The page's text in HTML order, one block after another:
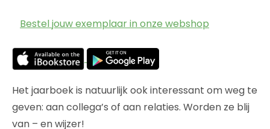
Bestel jouw exemplaar in onze webshop
Het jaarboek is natuurlijk ook interessant om weg te
geven: aan collega’s of aan relaties. Worden ze blij
van – en wijzer!